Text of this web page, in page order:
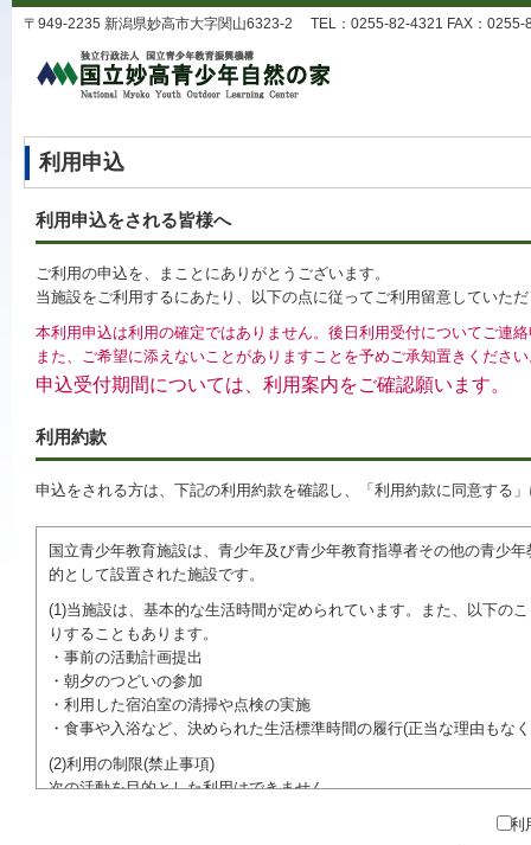
〒949-2235 新潟県妙高市大字関山6323-2 TEL：0255-82-4321 FAX：0255-
利用申込
利用申込をされる皆様へ
ご利用の申込を、まことにありがとうございます。
当施設をご利用するにあたり、以下の点に従ってご利用留意していた
本利用申込は利用の確定ではありません。後日利用受付についてご連
また、ご希望に添えないことがありますことを予めご承知置きくださ
申込受付期間については、利用案内をご確認願います。
利用約款
申込をされる方は、下記の利用約款を確認し、「利用約款に同意する
国立青少年教育施設は、青少年及び青少年教育指導者その他の青少
的として設置された施設です。
(1)当施設は、基本的な生活時間が定められています。また、以下の
りすることもあります。
・事前の活動計画提出
・朝夕のつどいの参加
・利用した宿泊室の清掃や点検の実施
・食事や入浴など、決められた生活標準時間の履行(正当な理由も
(2)利用の制限(禁止事項)
次の活動を目的とした利用はできません。
●特定の政党を支持、またはこれに反対するための政治教育その他の
●特定の宗教を支持、またはこれに反対するための宗教教育その他
利